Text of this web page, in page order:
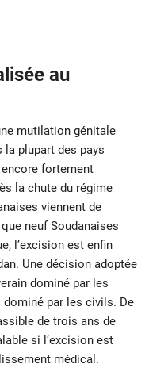
au
mutilation génitale
plupart des pays
encore fortement
la chute du régime
viennent de
neuf Soudanaises
l’excision est enfin
Une décision adoptée
dominé par les
par les civils. De
de trois ans de
si l’excision est
médical.